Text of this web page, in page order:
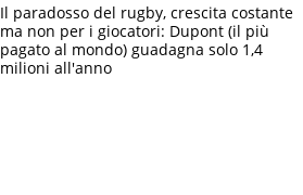
Il paradosso del rugby, crescita costante
ma non per i giocatori: Dupont (il più
pagato al mondo) guadagna solo 1,4
milioni all'anno